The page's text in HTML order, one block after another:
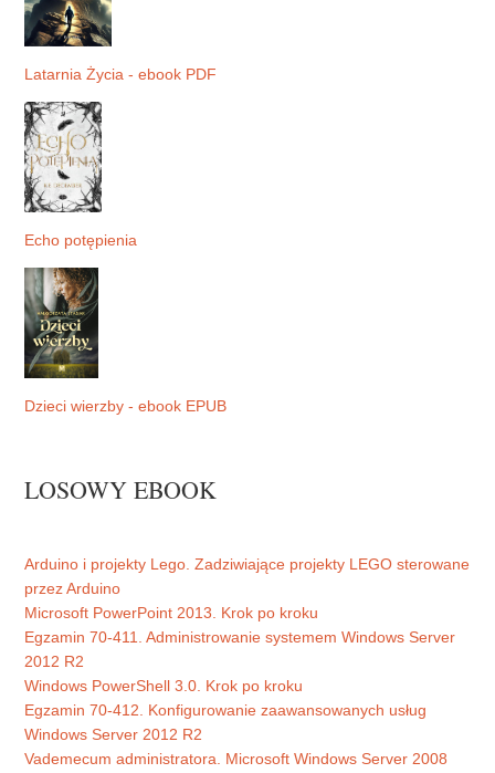
Latarnia Życia - ebook PDF
Echo potępienia
Dzieci wierzby - ebook EPUB
LOSOWY EBOOK
Arduino i projekty Lego. Zadziwiające projekty LEGO sterowane
przez Arduino
Microsoft PowerPoint 2013. Krok po kroku
Egzamin 70-411. Administrowanie systemem Windows Server
2012 R2
Windows PowerShell 3.0. Krok po kroku
Egzamin 70-412. Konfigurowanie zaawansowanych usług
Windows Server 2012 R2
Vademecum administratora. Microsoft Windows Server 2008